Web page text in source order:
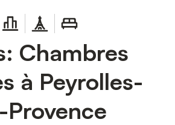
Chambres
à Peyrolles-
Provence